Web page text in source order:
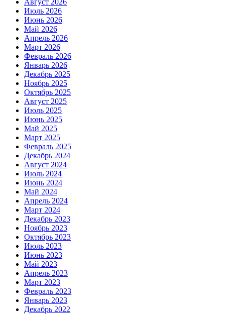
Август 2026
Июль 2026
Июнь 2026
Май 2026
Апрель 2026
Март 2026
Февраль 2026
Январь 2026
Декабрь 2025
Ноябрь 2025
Октябрь 2025
Август 2025
Июль 2025
Июнь 2025
Май 2025
Март 2025
Февраль 2025
Декабрь 2024
Август 2024
Июль 2024
Июнь 2024
Май 2024
Апрель 2024
Март 2024
Декабрь 2023
Ноябрь 2023
Октябрь 2023
Июль 2023
Июнь 2023
Май 2023
Апрель 2023
Март 2023
Февраль 2023
Январь 2023
Декабрь 2022